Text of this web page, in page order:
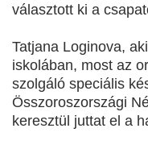
választott ki a
Tatjana Loginova,
iskolában, most az
szolgáló speciális
Összoroszországi
keresztül juttat el a